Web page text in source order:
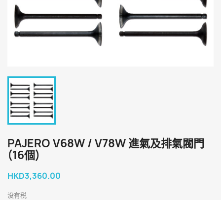
PAJERO V68W / V78W 進氣及排氣閥門
(16個)
HKD3,360.00
没有税